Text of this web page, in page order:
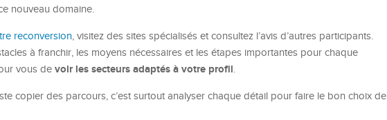
nouveau domaine.
reconversion, visitez des sites spécialisés et consultez l’avis d’autres participants.
à franchir, les moyens nécessaires et les étapes importantes pour chaque
vous de voir les secteurs adaptés à votre profil.
copier des parcours, c’est surtout analyser chaque détail pour faire le bon choix de